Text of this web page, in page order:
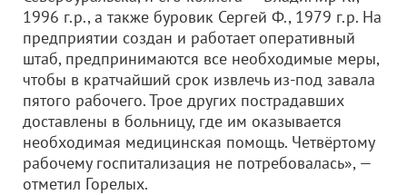
1996 г.р., а также буровик Сергей Ф., 1979 г.р. На
предприятии создан и работает оперативный
штаб, предпринимаются все необходимые меры,
чтобы в кратчайший срок извлечь из-под завала
пятого рабочего. Трое других пострадавших
доставлены в больницу, где им оказывается
необходимая медицинская помощь. Четвёртому
рабочему госпитализация не потребовалась», —
отметил Горелых.